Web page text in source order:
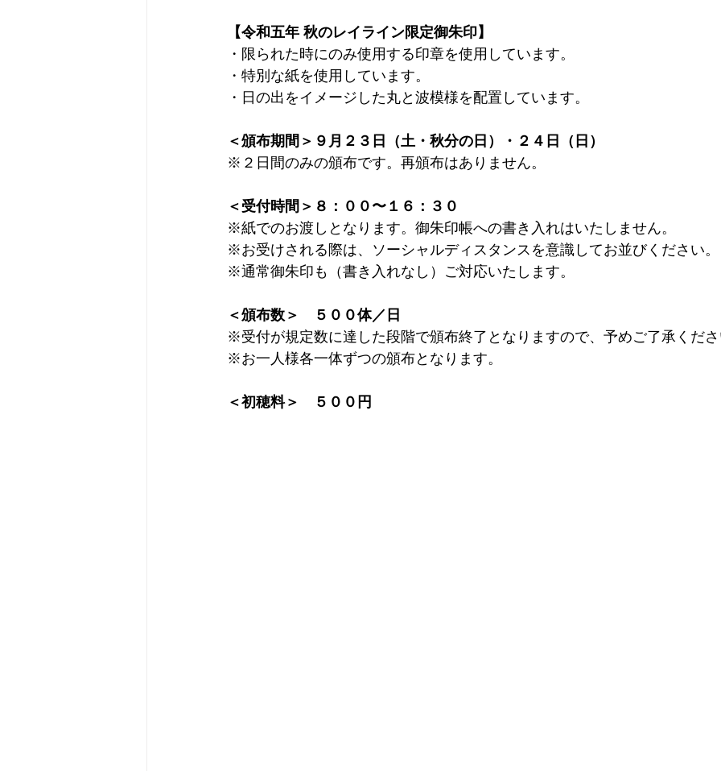
【令和五年 秋のレイライン限定御朱印】⁠
⁠・限られた時にのみ使用する印章を使用しています。⁠
・特別な紙を使用しています。
・日の出をイメージした丸と波模様を配置しています。
⁠＜頒布期間＞９月２３日（土・秋分の日）・２４日（日）
※２日間のみの頒布です。再頒布はありません。
＜受付時間＞８：００〜１６：３０⁠
※紙でのお渡しとなります。御朱印帳への書き入れはいたしません。
※お受けされる際は、ソーシャルディスタンスを意識してお並びください。
※通常御朱印も（書き入れなし）ご対応いたします。
＜頒布数＞　５００体／日
⁠※受付が規定数に達した段階で頒布終了となりますので、予めご了承くだ
※お一人様各一体ずつの頒布となります。
＜初穂料＞　５００円